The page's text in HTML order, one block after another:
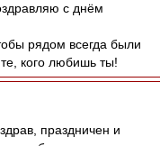
с днём
рядом всегда были
кого любишь ты!
праздничен и